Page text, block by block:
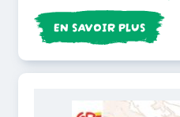
EN SAVOIR PLUS